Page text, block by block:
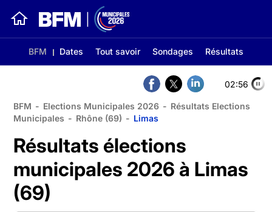
BFM Dates Tout savoir Sondages Résultats
02:56
BFM - Elections Municipales 2026 - Résultats Elections
Municipales - Rhône (69) - Limas
Résultats élections
municipales 2026 à Limas
(69)